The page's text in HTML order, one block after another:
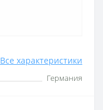
Все характеристики
Германия